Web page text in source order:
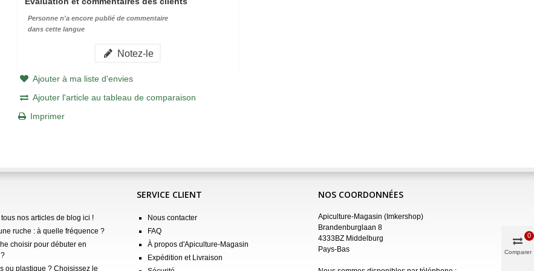
Personne n'a encore publié de commentaire
dans cette langue
Notez-le
Ajouter à ma liste d'envies
Ajouter l'article au tableau de comparaison
Imprimer
nos articles de blog ici !
ruche : à quelle fréquence ?
choisir pour débuter en
ou plastique ? Choisissez le
SERVICE CLIENT
Nous contacter
FAQ
À propos d'Apiculture-Magasin
Expédition et Livraison
NOS COORDONNÉES
Apiculture-Magasin (Imkershop)
Brandenburglaan 8
4333BZ Middelburg
Pays-Bas
Comparer
0